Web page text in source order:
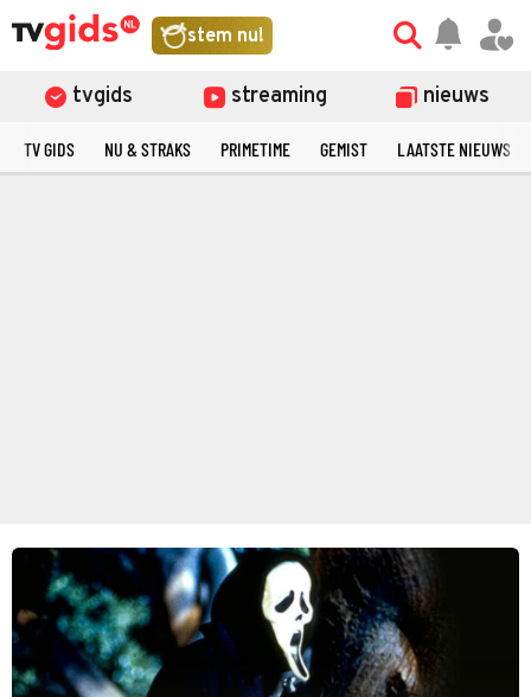
stem nu!
tvgids streaming nieuws
TV GIDS NU & STRAKS PRIMETIME GEMIST LAATSTE NIEUWS